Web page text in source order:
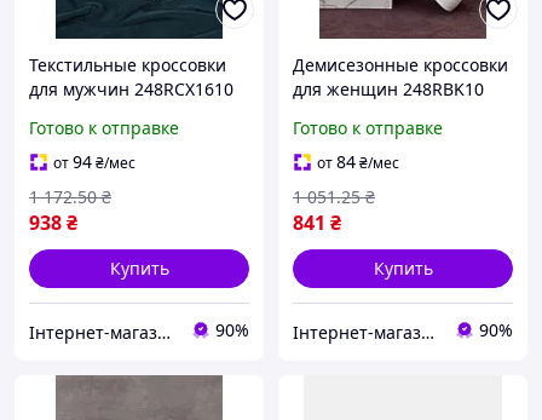
Текстильные кроссовки
для мужчин 248RCX1610
платформы 3,5 см для
активного отдыха
Готово к отправке
от94₴/мес
938₴
1 172.50 ₴
Купить
Інтернет-магазин Look 100 Clothes 90%
Демисезонные кроссовки
для женщин 248RBK10
платформой 3.5 см из
качественных
материалов
Готово к отправке
от84₴/мес
841 ₴
1 051.25 ₴
Купить
Інтернет-магазин Look 100 Clothes 90%